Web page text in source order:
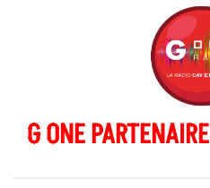
G ONE PARTENAIRE